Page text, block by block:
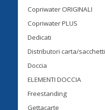
Copriwater ORIGINALI
Copriwater PLUS
Dedicati
Distributori carta/sacchetti
Doccia
ELEMENTI DOCCIA
Freestanding
Gettacarte